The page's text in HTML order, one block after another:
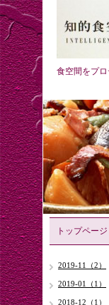
食空間をプ
トップページ
2019-11（2）
2019-01（1）
2018-12（1）